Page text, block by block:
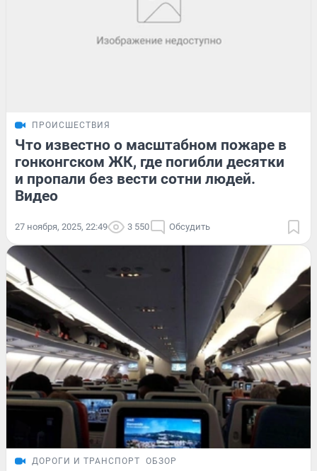
ПРОИСШЕСТВИЯ
Что известно о масштабном пожаре в
гонконгском ЖК, где погибли десятки
и пропали без вести сотни людей.
Видео
27 ноября, 2025, 22:49 3 550 Обсудить
ДОРОГИ И ТРАНСПОРТ ОБЗОР